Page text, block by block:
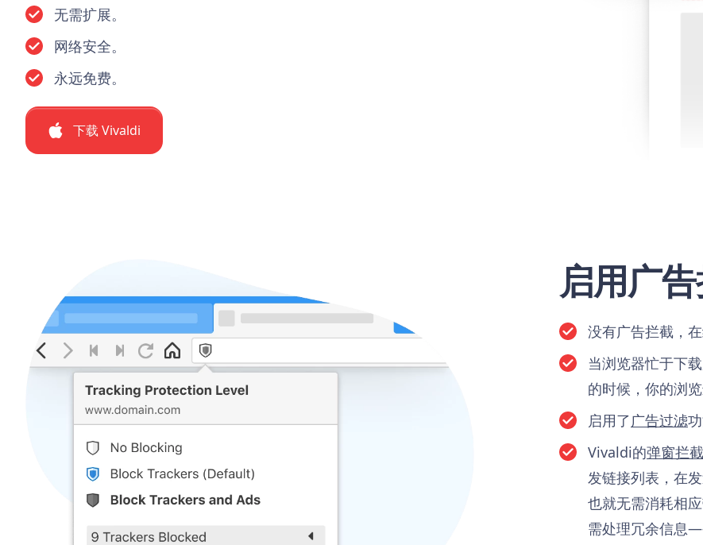
无需扩展。
网络安全。
永远免费。
下载 Vivaldi
启用广
没有广告拦截，
当浏览器忙于下
的时候，你的浏
启用了广告过滤
Vivaldi的弹窗拦截
发链接列表，在
也就无需消耗相
需处理冗余信息